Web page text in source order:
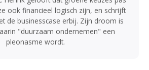
ook financieel logisch zijn, en schrijft
de businesscase erbij. Zijn droom is
"duurzaam ondernemen" een
pleonasme wordt.